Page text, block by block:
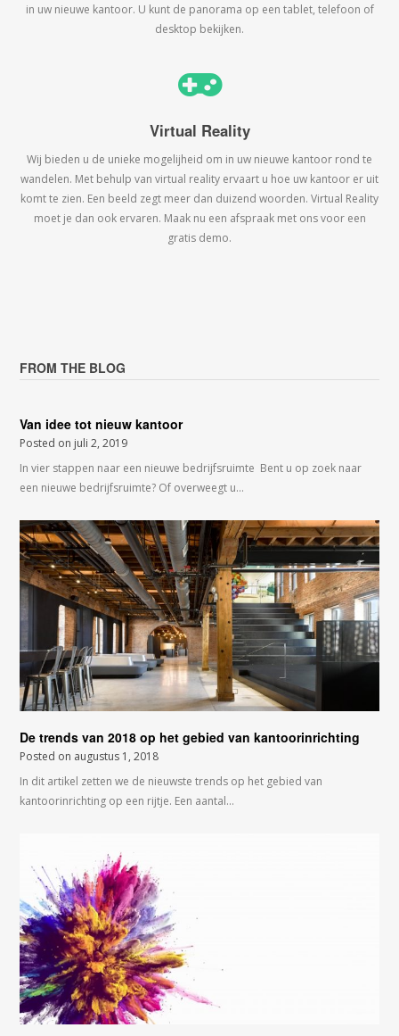
in uw nieuwe kantoor. U kunt de panorama op een tablet, telefoon of
desktop bekijken.
Virtual Reality
Wij bieden u de unieke mogelijheid om in uw nieuwe kantoor rond te
wandelen. Met behulp van virtual reality ervaart u hoe uw kantoor er uit
komt te zien. Een beeld zegt meer dan duizend woorden. Virtual Reality
moet je dan ook ervaren. Maak nu een afspraak met ons voor een
gratis demo.
FROM THE BLOG
Van idee tot nieuw kantoor
Posted on juli 2, 2019
In vier stappen naar een nieuwe bedrijfsruimte Bent u op zoek naar
een nieuwe bedrijfsruimte? Of overweegt u…
De trends van 2018 op het gebied van kantoorinrichting
Posted on augustus 1, 2018
In dit artikel zetten we de nieuwste trends op het gebied van
kantoorinrichting op een rijtje. Een aantal…